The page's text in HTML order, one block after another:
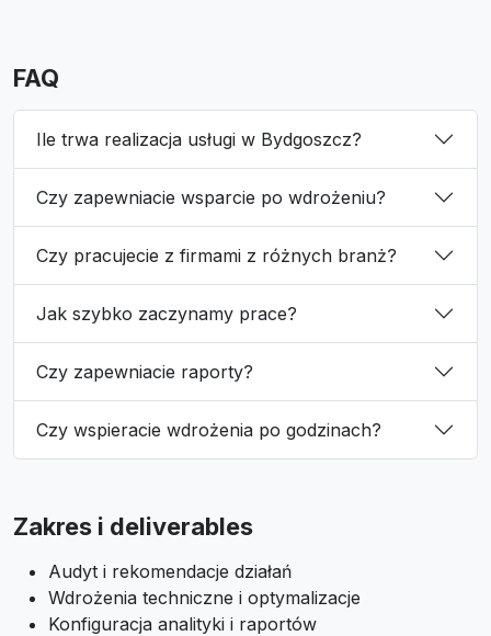
FAQ
Ile trwa realizacja usługi w Bydgoszcz?
Czy zapewniacie wsparcie po wdrożeniu?
Czy pracujecie z firmami z różnych branż?
Jak szybko zaczynamy prace?
Czy zapewniacie raporty?
Czy wspieracie wdrożenia po godzinach?
Zakres i deliverables
Audyt i rekomendacje działań
Wdrożenia techniczne i optymalizacje
Konfiguracja analityki i raportów